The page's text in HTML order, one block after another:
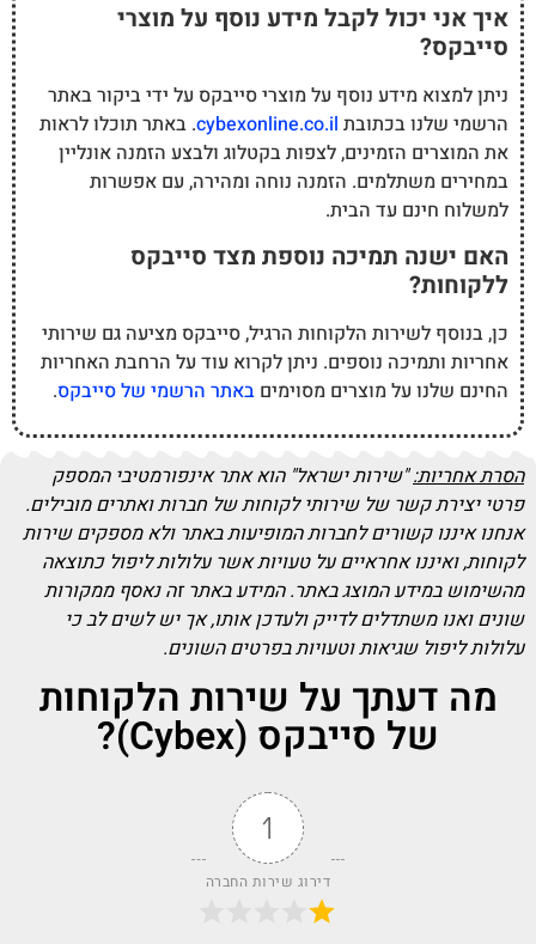
איך אני יכול לקבל מידע נוסף על מוצרי
סייבקס?
ניתן למצוא מידע נוסף על מוצרי סייבקס על ידי ביקור באתר
הרשמי שלנו בכתובת cybexonline.co.il. באתר תוכלו לראות
את המוצרים הזמינים, לצפות בקטלוג ולבצע הזמנה אונליין
במחירים משתלמים. הזמנה נוחה ומהירה, עם אפשרות
למשלוח חינם עד הבית.
האם ישנה תמיכה נוספת מצד סייבקס
ללקוחות?
כן, בנוסף לשירות הלקוחות הרגיל, סייבקס מציעה גם שירותי
אחריות ותמיכה נוספים. ניתן לקרוא עוד על הרחבת האחריות
החינם שלנו על מוצרים מסוימים באתר הרשמי של סייבקס.
הסרת אחריות:"שירות ישראל" הוא אתר אינפורמטיבי המספק
פרטי יצירת קשר של שירותי לקוחות של חברות ואתרים מובילים.
אנחנו איננו קשורים לחברות המופיעות באתר ולא מספקים שירות
לקוחות, ואיננו אחראיים על טעויות אשר עלולות ליפול כתוצאה
מהשימוש במידע המוצג באתר. המידע באתר זה נאסף ממקורות
שונים ואנו משתדלים לדייק ולעדכן אותו, אך יש לשים לב כי
עלולות ליפול שגיאות וטעויות בפרטים השונים.
מה דעתך על שירות הלקוחות
של סייבקס (Cybex)?
1
דירוג שירות החברה